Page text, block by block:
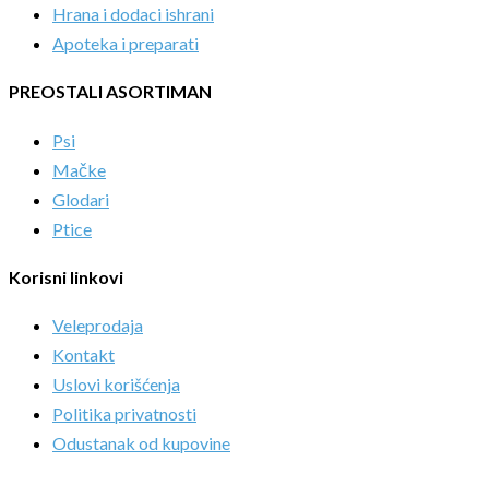
Hrana i dodaci ishrani
Apoteka i preparati
PREOSTALI ASORTIMAN
Psi
Mačke
Glodari
Ptice
Korisni linkovi
Veleprodaja
Kontakt
Uslovi korišćenja
Politika privatnosti
Odustanak od kupovine